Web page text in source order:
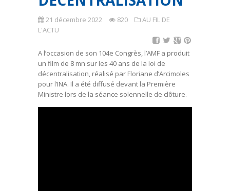
21 décembre 2022 820
AU FIL DE
L'ACTU
A l’occasion de son 104e Congrès, l’AMF a produit
un film de 8 mn sur les 40 ans de la loi de
décentralisation, réalisé par Floriane d’Arcimoles
pour l’INA. Il a été diffusé devant la Première
Ministre lors de la séance solennelle de clôture.